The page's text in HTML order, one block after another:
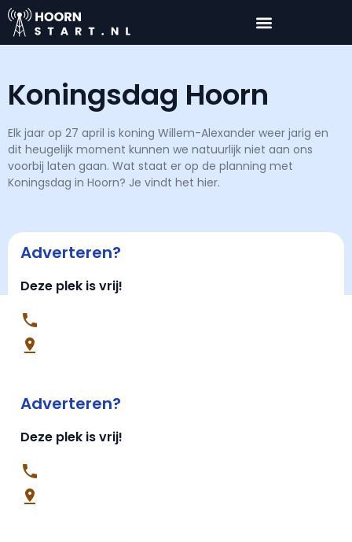
Koningsdag Hoorn
Elk jaar op 27 april is koning Willem-Alexander weer jarig en
dit heugelijk moment kunnen we natuurlijk niet aan ons
voorbij laten gaan. Wat staat er op de planning met
Koningsdag in Hoorn? Je vindt het hier.
Adverteren?
Deze plek is vrij!
Adverteren?
Deze plek is vrij!